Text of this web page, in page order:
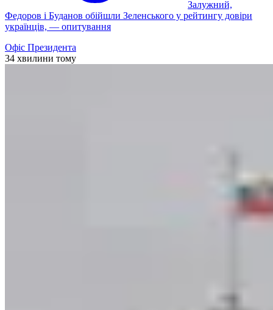
Залужний,
Федоров і Буданов обійшли Зеленського у рейтингу довіри
українців, — опитування
Офіс Президента
34 хвилини тому